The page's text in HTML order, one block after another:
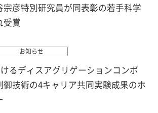
宗彦特別研究員が同表彰の若手科学
受賞
お知らせ
るディスアグリゲーションコンポ
御技術の4キャリア共同実験成果のホ